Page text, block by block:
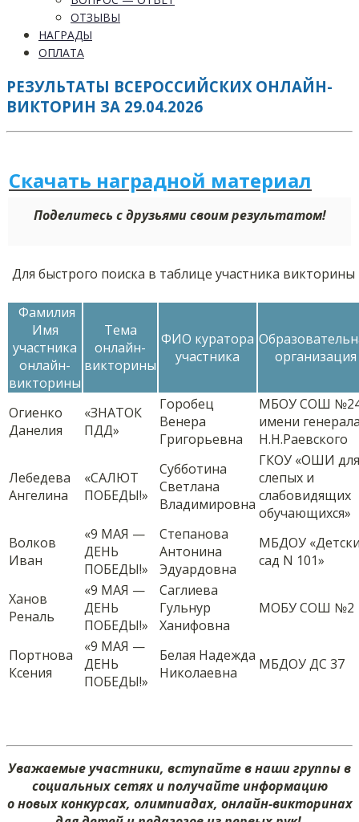
ОТЗЫВЫ
НАГРАДЫ
ОПЛАТА
РЕЗУЛЬТАТЫ ВСЕРОССИЙСКИХ ОНЛАЙН-
ВИКТОРИН ЗА 29.04.2026
Скачать наградной материал
Поделитесь с друзьями своим результатом!
Для быстрого поиска в таблице участника
Фамилия
Имя
участника
онлайн-
викторины
Тема
онлайн-
викторины
ФИО куратора
участника
организация
Огиенко
Данелия
«ЗНАТОК
ПДД»
Горобец
Венера
Григорьевна
МБОУ СОШ
имени
Н.Н.Раевского
Лебедева
Ангелина
«САЛЮТ
ПОБЕДЫ!»
Субботина
Светлана
Владимировна
ГКОУ «ОШИ для
слепых и
слабовидящих
обучающихся»
Волков
Иван
«9 МАЯ —
ДЕНЬ
ПОБЕДЫ!»
Степанова
Антонина
Эдуардовна
МБДОУ
сад N 101»
Ханов
Реналь
«9 МАЯ —
ДЕНЬ
ПОБЕДЫ!»
Саглиева
Гульнур
Ханифовна
МОБУ СОШ №2
Портнова
Ксения
«9 МАЯ —
ДЕНЬ
ПОБЕДЫ!»
Белая Надежда
Николаевна
МБДОУ ДС 37
Уважаемые участники, вступайте в наши группы в
социальных сетях и получайте информацию
о новых конкурсах, олимпиадах, онлайн-викторинах